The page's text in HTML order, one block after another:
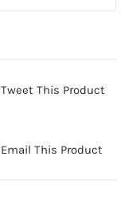
Tweet This Product
Email This Product